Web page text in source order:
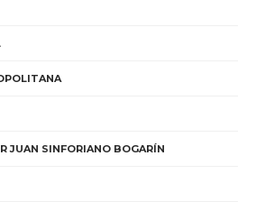
JUAN SINFORIANO BOGARÍN